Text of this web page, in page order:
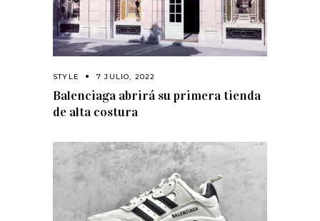
STYLE 7 JULIO, 2022
Balenciaga abrirá su primera tienda
de alta costura